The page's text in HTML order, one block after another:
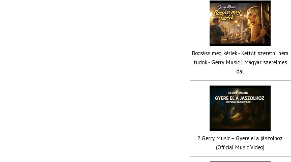
Bocsáss meg kérlek - Kettőt szeretni nem
tudok - Gerry Music | Magyar szerelmes
dal
? Gerry Music – Gyere el a jászolhoz
(Official Music Video)